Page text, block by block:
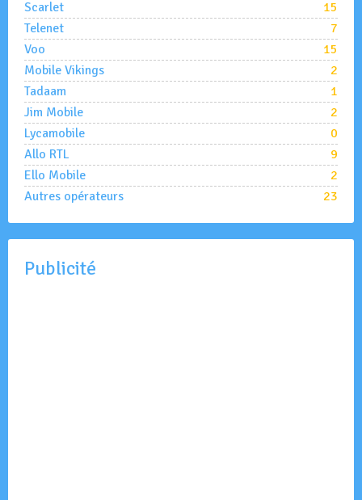
Scarlet
15
Telenet
7
Voo
15
Mobile Vikings
2
Tadaam
1
Jim Mobile
2
Lycamobile
0
Allo RTL
9
Ello Mobile
2
Autres opérateurs
23
Publicité